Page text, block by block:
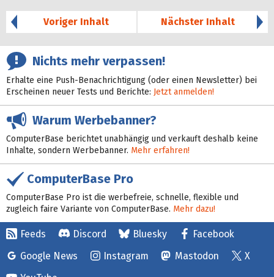
Voriger Inhalt
Nächster Inhalt
Nichts mehr verpassen!
Erhalte eine Push-Benachrichtigung (oder einen Newsletter) bei
Erscheinen neuer Tests und Berichte: Jetzt anmelden!
Warum Werbebanner?
ComputerBase berichtet unabhängig und verkauft deshalb keine
Inhalte, sondern Werbebanner. Mehr erfahren!
ComputerBase Pro
ComputerBase Pro ist die werbefreie, schnelle, flexible und
zugleich faire Variante von ComputerBase. Mehr dazu!
Feeds Discord Bluesky
Facebook
Google News
Instagram Mastodon
X